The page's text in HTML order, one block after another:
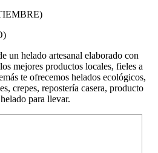
un helado artesanal elaborado con
mejores productos locales, fieles a
te ofrecemos helados ecológicos,
crepes, repostería casera, producto
para llevar.